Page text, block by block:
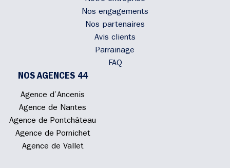
Nos engagements
Nos partenaires
Avis clients
Parrainage
FAQ
NOS AGENCES 44
Agence d’Ancenis
Agence de Nantes
Agence de Pontchâteau
Agence de Pornichet
Agence de Vallet